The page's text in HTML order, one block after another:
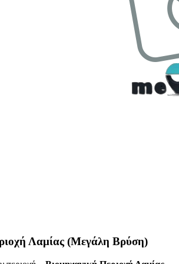
Λαμίας (Μεγάλη Βρύση)